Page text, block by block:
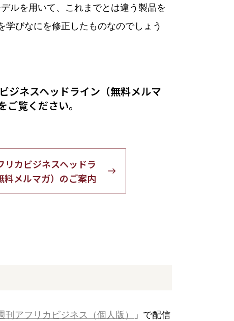
ルを用いて、これまでとは違う製品を
びなにを修正したものなのでしょう
ジネスヘッドライン（無料メルマ
覧ください。
リカビジネスヘッドラ
料メルマガ）のご案内
刊アフリカビジネス（個人版）
」で配信